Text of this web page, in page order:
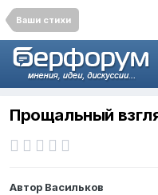
Ваши стихи
Прощальный
Автор Васильков